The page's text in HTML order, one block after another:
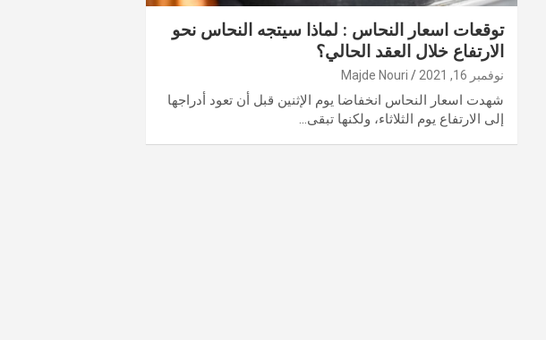
توقعات اسعار النحاس : لماذا سيتجه النحاس نحو
الارتفاع خلال العقد الحالي؟
نوفمبر 16, 2021 Majde Nouri
شهدت اسعار النحاس انخفاضا يوم الإثنين قبل أن تعود أدراجها
إلى الارتفاع يوم الثلاثاء، ولكنها تبقى…